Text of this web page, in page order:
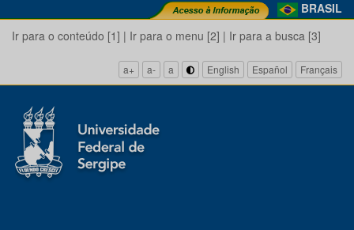
BRASIL
Ir para o conteúdo [1] | Ir para o menu [2] | Ir para a busca [3]
a+ a- a English Español Français